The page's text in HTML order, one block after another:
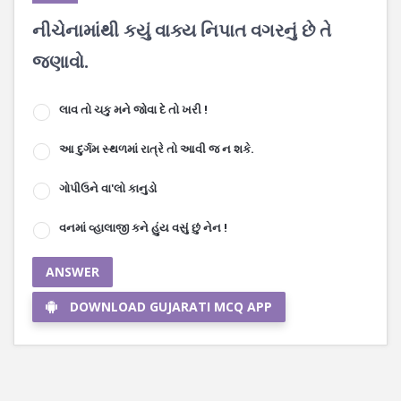
નીચેનામાંથી કયું વાક્ય નિપાત વગરનું છે તે
જણાવો.
લાવ તો ચકુ મને જોવા દે તો ખરી !
આ દુર્ગમ સ્થળમાં રાત્રે તો આવી જ ન શકે.
ગોપીઉને વા'લો કાનુડો
વનમાં વ્હાલાજી કને હુંય વસું છું નેન !
ANSWER
DOWNLOAD GUJARATI MCQ APP